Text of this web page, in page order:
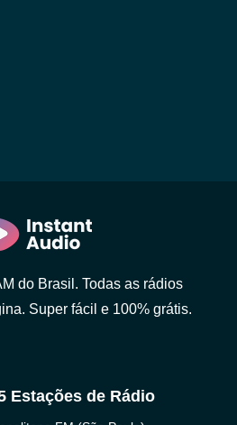
do Brasil. Todas as rádios
Super fácil e 100% grátis.
Estações de Rádio